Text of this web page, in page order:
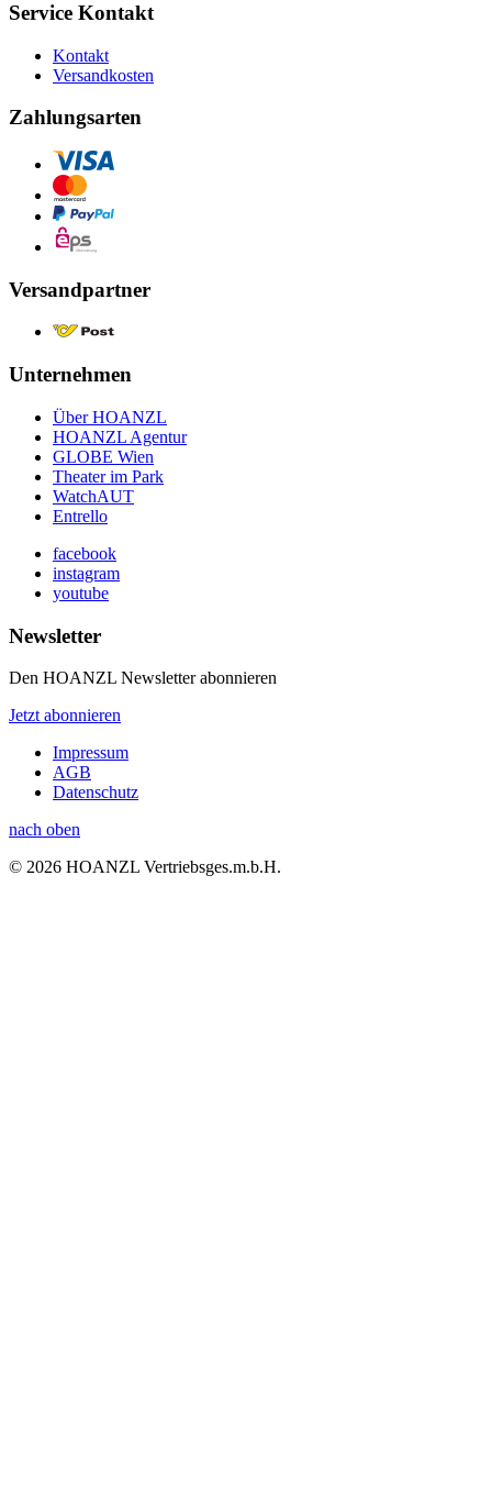
Service Kontakt
Kontakt
Versandkosten
Zahlungsarten
Versandpartner
Unternehmen
Über HOANZL
HOANZL Agentur
GLOBE Wien
Theater im Park
WatchAUT
Entrello
facebook
instagram
youtube
Newsletter
Den HOANZL Newsletter abonnieren
Jetzt abonnieren
Impressum
AGB
Datenschutz
nach oben
© 2026 HOANZL Vertriebsges.m.b.H.